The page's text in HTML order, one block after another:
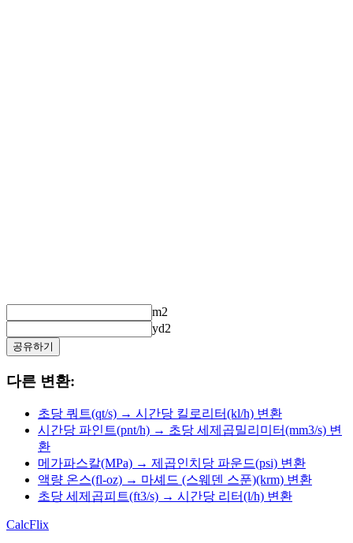
m2
yd2
공유하기
다른 변환:
초당 쿼트(qt/s) → 시간당 킬로리터(kl/h) 변환
시간당 파인트(pnt/h) → 초당 세제곱밀리미터(mm3/s) 변
환
메가파스칼(MPa) → 제곱인치당 파운드(psi) 변환
액량 온스(fl-oz) → 마셰드 (스웨덴 스푼)(krm) 변환
초당 세제곱피트(ft3/s) → 시간당 리터(l/h) 변환
CalcFlix